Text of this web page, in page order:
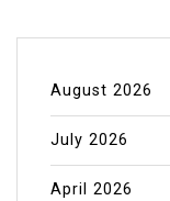
August 2026
July 2026
April 2026